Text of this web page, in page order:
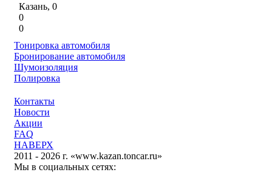
Казань, 0
0
0
Контакты
Новости
Акции
FAQ
НАВЕРХ
2011 - 2026 г. «www.kazan.toncar.ru»
Тонировка автомобиля
Бронирование автомобиля
Шумоизоляция
Полировка
Мы в социальных сетях: